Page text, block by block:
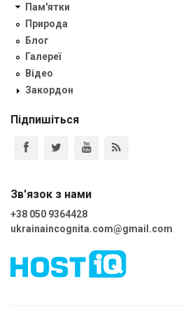
Пам'ятки
Природа
Блог
Галереї
Відео
Закордон
Підпишіться
Зв'язок з нами
+38 050 9364428
ukrainaincognita.com@gmail.com